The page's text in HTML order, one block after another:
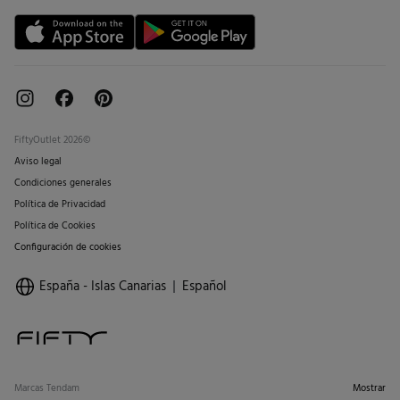
FiftyOutlet 2026©
Aviso legal
Condiciones generales
Política de Privacidad
Política de Cookies
Configuración de cookies
España - Islas Canarias Español
Marcas Tendam Mostrar